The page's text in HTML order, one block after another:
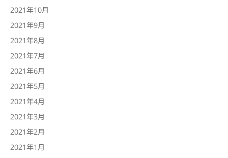
2021年10月
2021年9月
2021年8月
2021年7月
2021年6月
2021年5月
2021年4月
2021年3月
2021年2月
2021年1月